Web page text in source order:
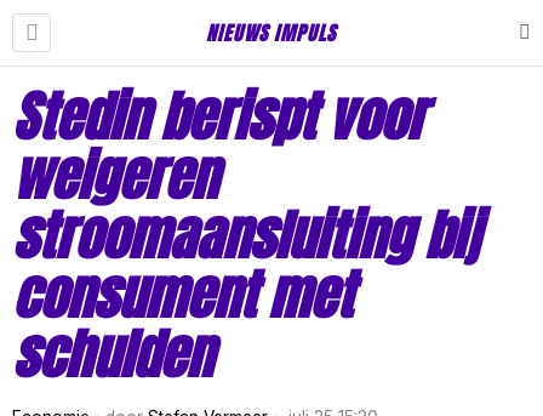
NIEUWS IMPULS
Stedin berispt voor
weigeren
stroomaansluiting bij
consument met
schulden